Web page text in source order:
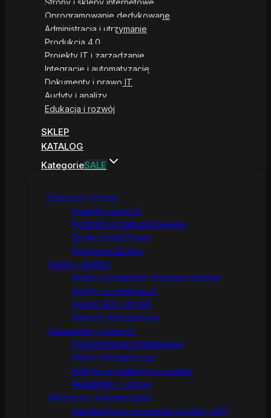
Strony i sklepy internetowe
Oprogramowanie dedykowane
Administracja i utrzymanie
Produkcja 4.0
Projekty IT i zarządzanie
Integracje i automatyzacje
Dokumenty i prawo IT
Audyty i analizy
Edukacja i rozwój
SKLEP
KATALOG
KategorieSALE
Edukacja i rozwój
Praktyki i staże IT
Programy przebranżowienia
Społeczność Rostar
Szkolenia dla firm
Audyty i analizy
Analizy wydajności i bezpieczeństwa
Audyty projektowe IT
Audyty SEO i WCAG
Raporty wdrożeniowe
Dokumenty i prawo IT
Dokumentacja przetargowa
Oferty informatyczne
Polityka prywatności i cookies
Regulaminy i umowy
Integracje i automatyzacje
Automatyzacja procesów (spidery, API)